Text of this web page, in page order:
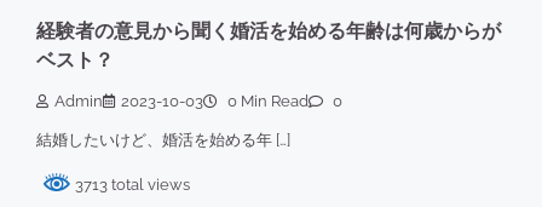
経験者の意見から聞く婚活を始める年齢は何歳からが
ベスト？
Admin 2023-10-03 0 Min Read 0
結婚したいけど、婚活を始める年 […]
3713 total views